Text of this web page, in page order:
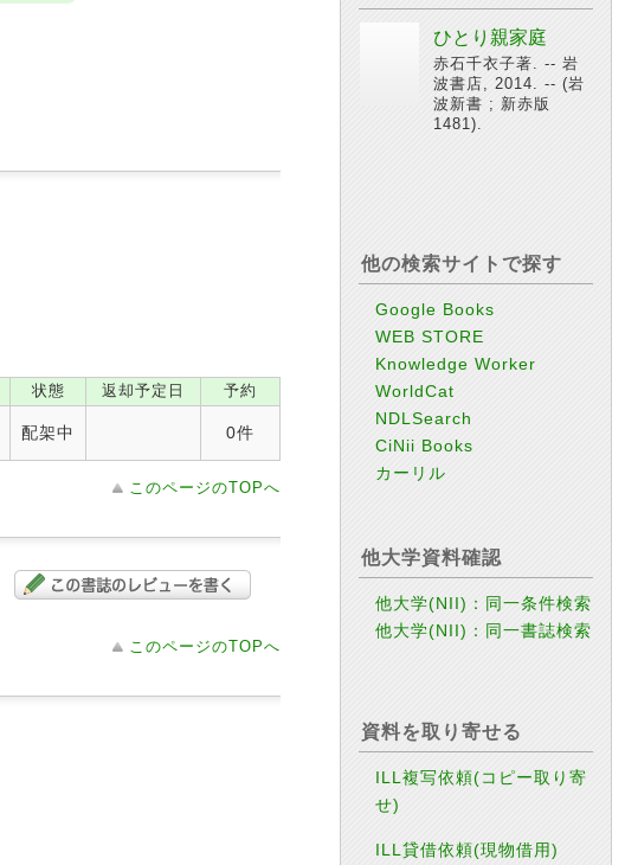
状態 返却予定日 予約
配架中 0件
このページのTOPへ
このページのTOPへ
ひとり親家庭
赤石千衣子著. -- 岩
波書店, 2014. -- (岩
波新書 ; 新赤版
1481).
他の検索サイトで探す
Google Books
WEB STORE
Knowledge Worker
WorldCat
NDLSearch
CiNii Books
カーリル
他大学資料確認
他大学(NII)：同一条件検索
他大学(NII)：同一書誌検索
資料を取り寄せる
ILL複写依頼(コピー取り寄
せ)
ILL貸借依頼(現物借用)